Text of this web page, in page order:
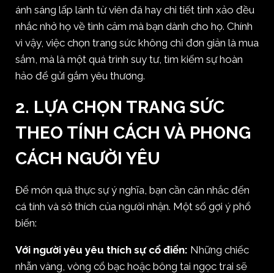
ánh sáng lấp lánh từ viên đá hay chi tiết tinh xảo đều
nhắc nhở họ về tình cảm mà bạn dành cho họ. Chính
vì vậy, việc chọn trang sức không chỉ đơn giản là mua
sắm, mà là một quá trình suy tư, tìm kiếm sự hoàn
hảo để gửi gắm yêu thương.
2. LỰA CHỌN TRANG SỨC
THEO TÍNH CÁCH VÀ PHONG
CÁCH NGƯỜI YÊU
Để món quà thực sự ý nghĩa, bạn cần cân nhắc đến
cá tính và sở thích của người nhận. Một số gợi ý phổ
biến:
Với người yêu yêu thích sự cổ điển: Những chiếc
nhẫn vàng, vòng cổ bạc hoặc bông tai ngọc trai sẽ